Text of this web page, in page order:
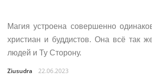
Магия устроена совершенно
христиан и буддистов. Она всё так
людей и Ту Сторону.
Ziusudra
22.06.2023